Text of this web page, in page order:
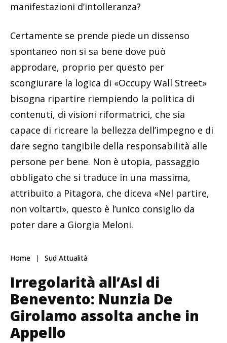
manifestazioni d’intolleranza?
Certamente se prende piede un dissenso
spontaneo non si sa bene dove può
approdare, proprio per questo per
scongiurare la logica di «Occupy Wall Street»
bisogna ripartire riempiendo la politica di
contenuti, di visioni riformatrici, che sia
capace di ricreare la bellezza dell’impegno e di
dare segno tangibile della responsabilità alle
persone per bene. Non è utopia, passaggio
obbligato che si traduce in una massima,
attribuito a Pitagora, che diceva «Nel partire,
non voltarti», questo è l’unico consiglio da
poter dare a Giorgia Meloni.
Home Sud Attualità
Irregolarità all’Asl di
Benevento: Nunzia De
Girolamo assolta anche in
Appello